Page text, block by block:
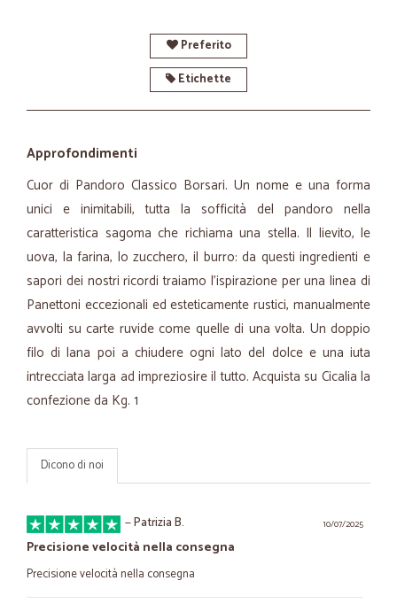
Preferito
Etichette
Approfondimenti
Cuor di Pandoro Classico Borsari. Un nome e una forma
unici e inimitabili, tutta la sofficità del pandoro nella
caratteristica sagoma che richiama una stella. Il lievito, le
uova, la farina, lo zucchero, il burro: da questi ingredienti e
sapori dei nostri ricordi traiamo l'ispirazione per una linea di
Panettoni eccezionali ed esteticamente rustici, manualmente
avvolti su carte ruvide come quelle di una volta. Un doppio
filo di lana poi a chiudere ogni lato del dolce e una iuta
intrecciata larga ad impreziosire il tutto. Acquista su Cicalia la
confezione da Kg. 1
Dicono di noi
10/07/2025
—Patrizia B.
Precisione velocità nella consegna
Precisione velocità nella consegna